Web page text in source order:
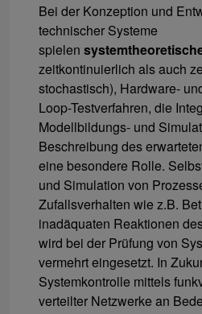
Bei der Konzeption und
technischer Systeme
spielen
zeitkontinuierlich als auch
stochastisch), Hardware-
Loop-Testverfahren, die
Modellbildungs- und
Beschreibung des
eine besondere Rolle.
und Simulation von
Zufallsverhalten wie z.B.
inadäquaten Reaktionen
wird bei der Prüfung von
vermehrt eingesetzt. In
Systemkontrolle mittels
verteilter Netzwerke an